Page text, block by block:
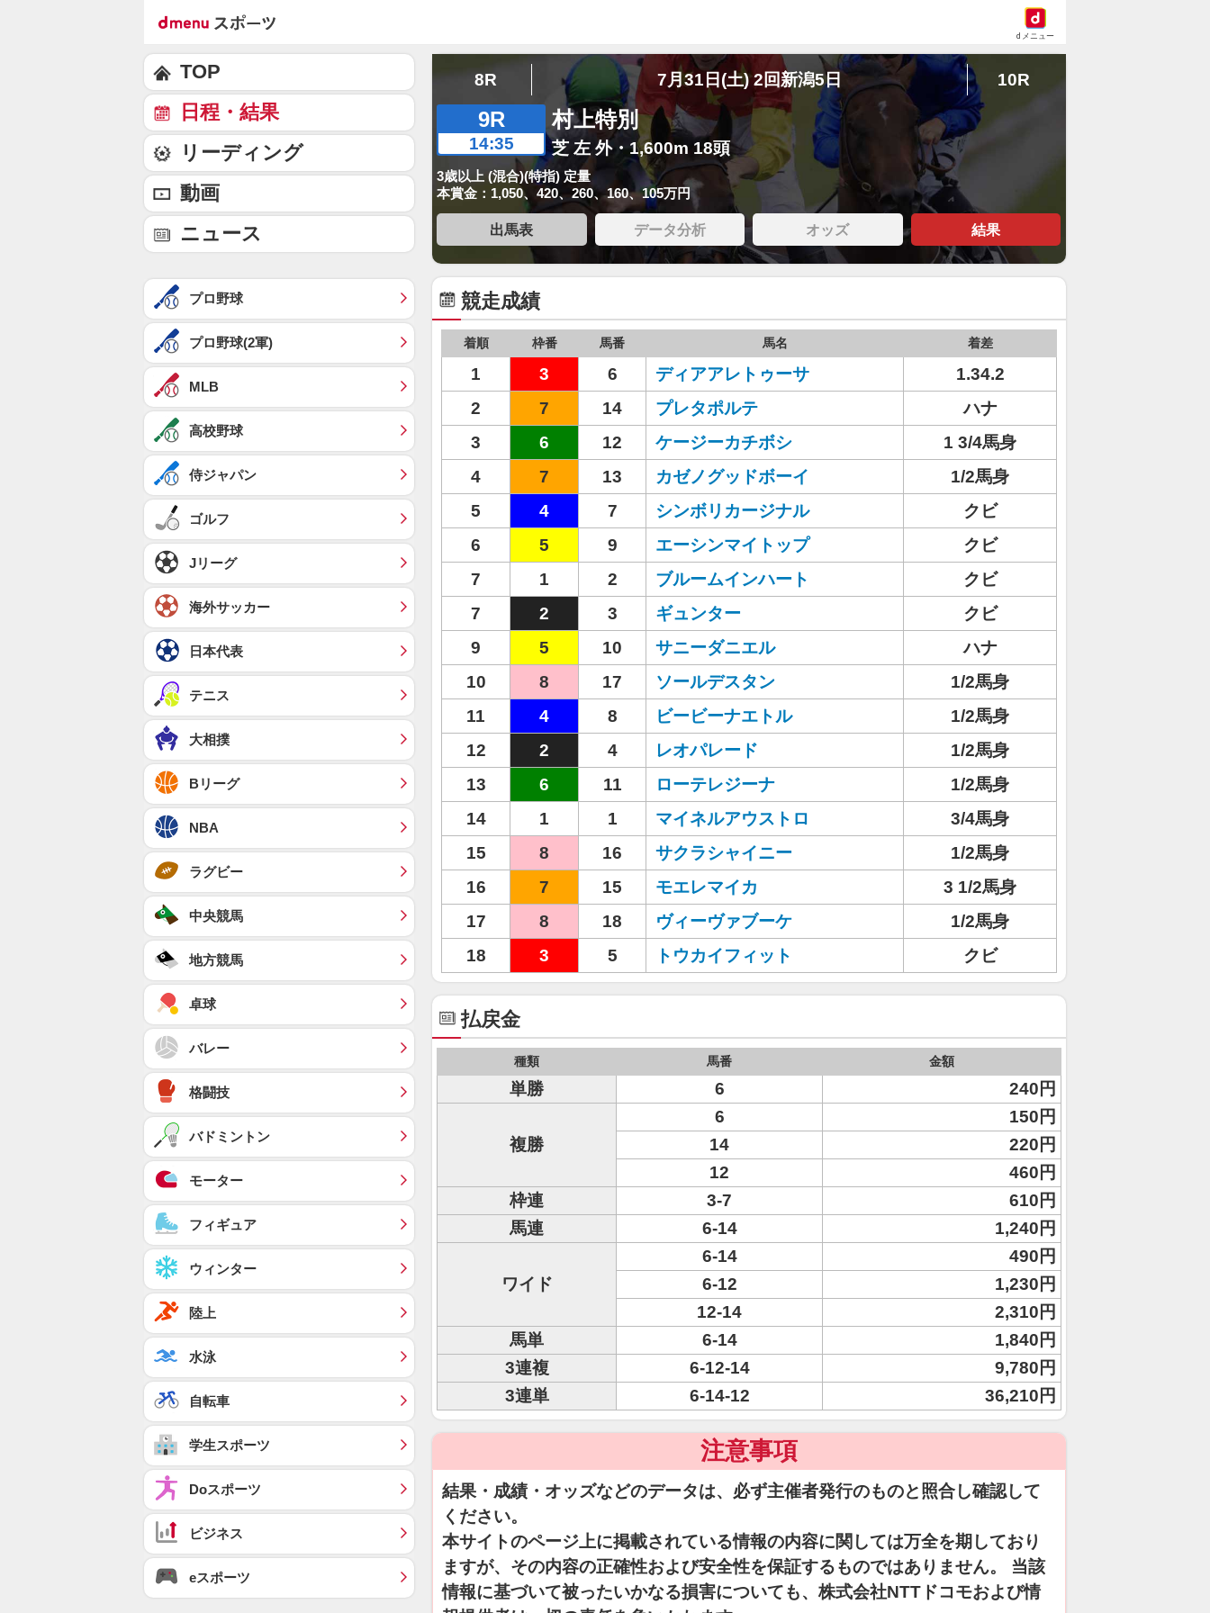
dメニュー
8R 7月31日(土) 2回新潟5日 10R
9R
14:35
村上特別
芝 左 外・1,600m 18頭
3歳以上 (混合)(特指) 定量
本賞金：1,050、420、260、160、105万円
出馬表 データ分析 オッズ 結果
競走成績
着順 枠番 馬番 馬名 着差
1 3 6 ディアアレトゥーサ
1.34.2
2
7 14 プレタポルテ
ハナ
3
6 12 ケージーカチボシ
1 3/4馬身
4
7 13 カゼノグッドボーイ
1/2馬身
5
4 7 シンボリカージナル
クビ
6
5 9 エーシンマイトップ
クビ
7
1 2 ブルームインハート
クビ
7
2 3 ギュンター
クビ
9
5 10 サニーダニエル
ハナ
10
8 17 ソールデスタン
1/2馬身
11
4 8 ビービーナエトル
1/2馬身
12
2 4 レオパレード
1/2馬身
13
6 11 ローテレジーナ
1/2馬身
14
1 1 マイネルアウストロ
3/4馬身
15
8 16 サクラシャイニー
1/2馬身
16
7 15 モエレマイカ
3 1/2馬身
17
8 18 ヴィーヴァブーケ
1/2馬身
18
3 5 トウカイフィット クビ
払戻金
種類 馬番 金額
単勝 6 240円
複勝
6
150円
14
220円
12
460円
枠連
3-7
610円
馬連
6-14 1,240円
ワイド
6-14
490円
6-12
1,230円
12-14
2,310円
馬単
6-14
1,840円
3連複
6-12-14
9,780円
3連単
6-14-12 36,210円
注意事項
結果・成績・オッズなどのデータは、必ず主催者発行のものと照合し確認して
ください。
本サイトのページ上に掲載されている情報の内容に関しては万全を期しており
ますが、その内容の正確性および安全性を保証するものではありません。 当該
情報に基づいて被ったいかなる損害についても、株式会社NTTドコモおよび情
TOP
日程・結果
リーディング
動画
ニュース
プロ野球
プロ野球(2軍)
MLB
高校野球
侍ジャパン
ゴルフ
Jリーグ
海外サッカー
日本代表
テニス
大相撲
Bリーグ
NBA
ラグビー
中央競馬
地方競馬
卓球
バレー
格闘技
バドミントン
モーター
フィギュア
ウィンター
陸上
水泳
自転車
学生スポーツ
Doスポーツ
ビジネス
eスポーツ